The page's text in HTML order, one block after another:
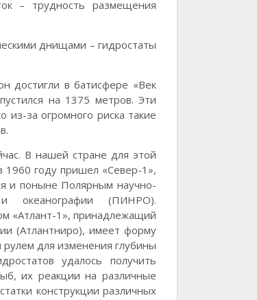
– трудность размещения
днищами – гидростаты
достигли в батисфере «Век
на 1375 метров. Эти
из-за огромного риска такие
В нашей стране для этой
1960 году пришел «Север-1»,
и поныне Полярным научно-
и океанографии (ПИНРО).
«Атлант-1», принадлежащий
(Атлантниро), имеет форму
для изменения глубины
удалось получить
их реакции на различные
конструкции различных